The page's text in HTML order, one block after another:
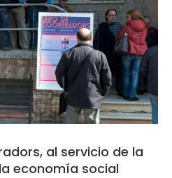
al servicio de la
economía social